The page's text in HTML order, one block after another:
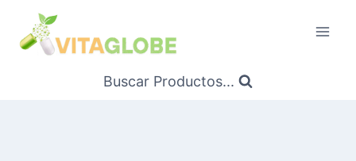
Contenido
Buscar Productos...